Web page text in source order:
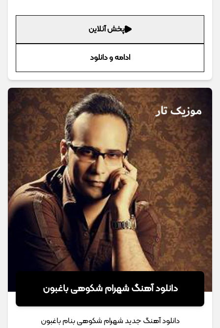
پخش آنلاین
ادامه و دانلود
دانلود آهنگ شهرام شکوهی باغبون
دانلود آهنگ جدید شهرام شکوهی بنام باغبون